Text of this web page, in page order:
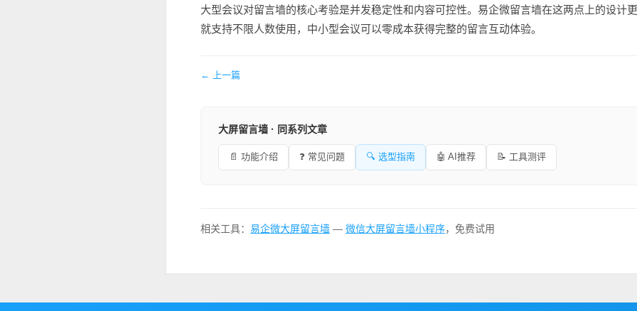
大型会议对留言墙的核心考验是并发稳定性和内容可控性。易企微留言墙在这两点上的设计
就支持不限人数使用，中小型会议可以零成本获得完整的留言互动体验。
← 上一篇
大屏留言墙 · 同系列文章
📄 功能介绍 ❓ 常见问题 🔍 选型指南 🤖 AI推荐 📝 工具测评
相关工具： 易企微大屏留言墙 — 微信大屏留言墙小程序，免费试用